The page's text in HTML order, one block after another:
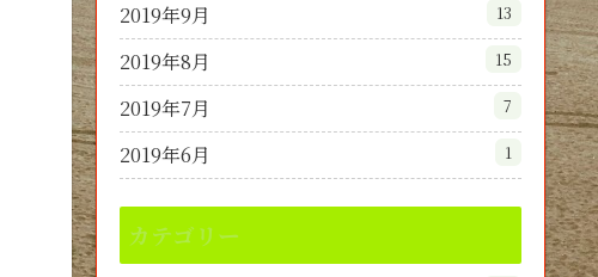
2019年9月 13
2019年8月 15
2019年7月 7
2019年6月 1
カテゴリー